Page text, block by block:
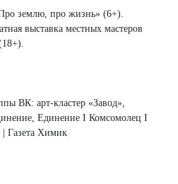
землю, про жизнь» (6+).
выставка местных мастеров
ВК: арт-кластер «Завод»,
Единение I Комсомолец I
Газета Химик